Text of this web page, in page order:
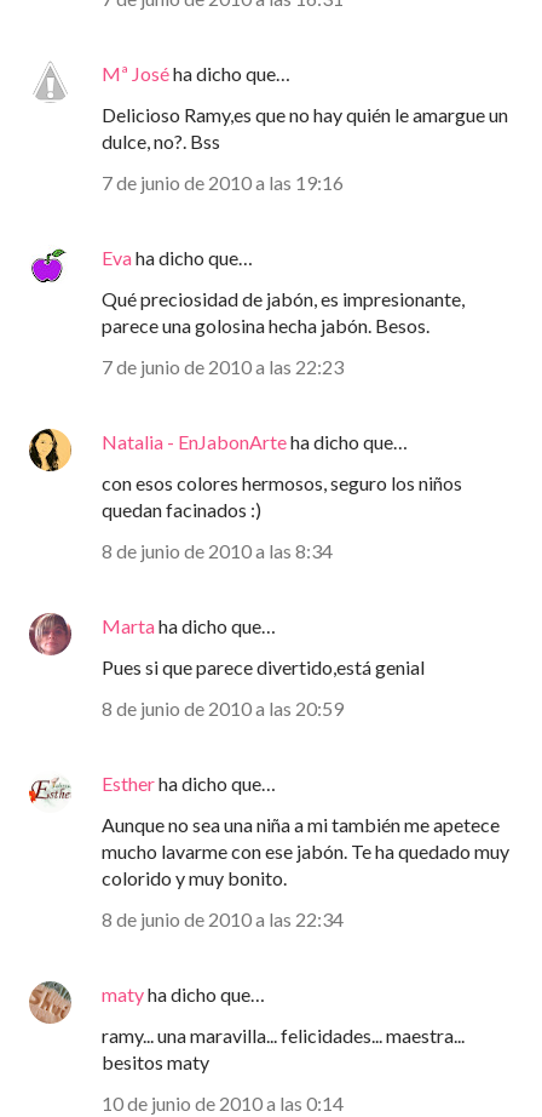
Mª Joséha dicho que…
Delicioso Ramy,es que no hay quién le amargue un
dulce, no?. Bss
7 de junio de 2010 a las 19:16
Evaha dicho que…
Qué preciosidad de jabón, es impresionante,
parece una golosina hecha jabón. Besos.
7 de junio de 2010 a las 22:23
Natalia - EnJabonArteha dicho que…
con esos colores hermosos, seguro los niños
quedan facinados :)
8 de junio de 2010 a las 8:34
Martaha dicho que…
Pues si que parece divertido,está genial
8 de junio de 2010 a las 20:59
Estherha dicho que…
Aunque no sea una niña a mi también me apetece
mucho lavarme con ese jabón. Te ha quedado muy
colorido y muy bonito.
8 de junio de 2010 a las 22:34
matyha dicho que…
ramy... una maravilla... felicidades... maestra...
besitos maty
10 de junio de 2010 a las 0:14